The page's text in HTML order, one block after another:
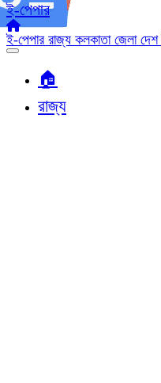
ই-পেপার
ই-পেপার রাজ্য কলকাতা জেলা দেশ
🏠︎
রাজ্য